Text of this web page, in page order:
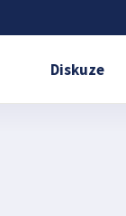
Diskuze